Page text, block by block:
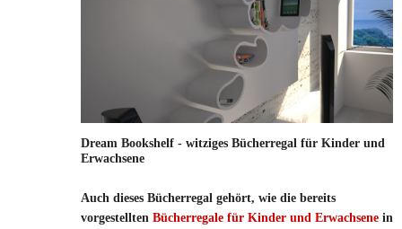
Dream Bookshelf - witziges Bücherregal für Kinder und
Erwachsene
Auch dieses Bücherregal gehört, wie die bereits
vorgestellten Bücherregale für Kinder und Erwachsene in